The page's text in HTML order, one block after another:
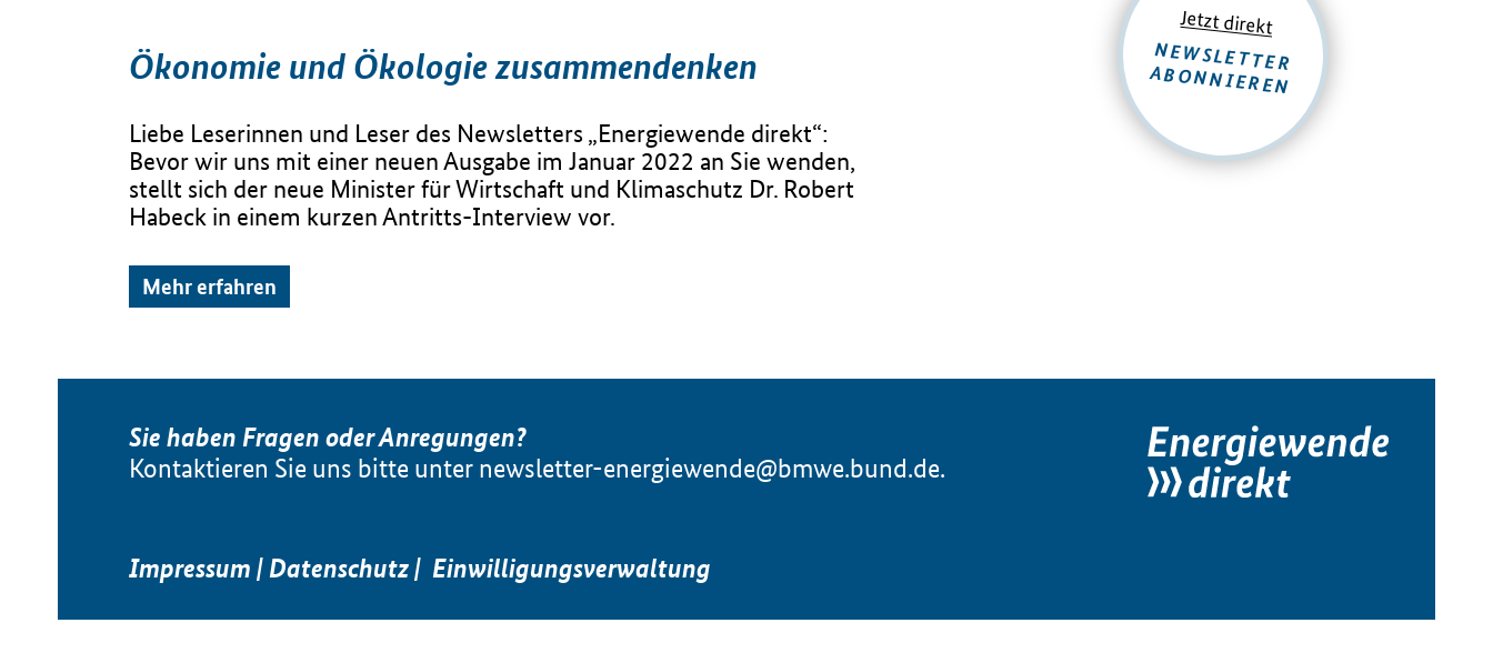
Ökonomie und Ökologie zusammendenken
Liebe Leserinnen und Leser des Newsletters „Energiewende direkt“:
Bevor wir uns mit einer neuen Ausgabe im Januar 2022 an Sie wenden,
stellt sich der neue Minister für Wirtschaft und Klimaschutz Dr. Robert
Habeck in einem kurzen Antritts-Interview vor.
Mehr erfahren
Jetzt direkt
NEWSLETTER
ABONNIEREN
Sie haben Fragen oder Anregungen?
Kontaktieren Sie uns bitte unter newsletter-energiewende@bmwe.bund.de.
Impressum |Datenschutz| Einwilligungsverwaltung